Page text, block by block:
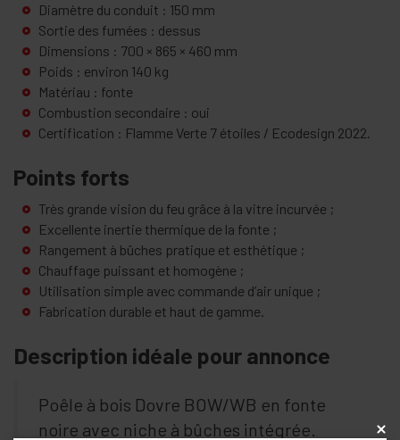
Diamètre du conduit : 150 mm
Sortie des fumées : dessus
Dimensions : 700 × 865 × 460 mm
Poids : environ 140 kg
Matériau : fonte
Combustion secondaire : oui
Certification : Flamme Verte 7 étoiles / Ecodesign 2022.
Points forts
Très grande vision du feu grâce à la vitre incurvée ;
Excellente inertie thermique de la fonte ;
Rangement à bûches pratique et esthétique ;
Chauffage puissant et homogène ;
Utilisation simple avec commande d’air unique ;
Fabrication durable et haut de gamme.
Description idéale pour annonce
Poêle à bois Dovre BOW/WB en fonte
noire avec niche à bûches intégrée.
x